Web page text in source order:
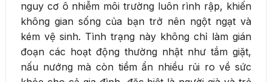
nguy cơ ô nhiễm môi trường luôn rình rập, khiến
không gian sống của bạn trở nên ngột ngạt và
kém vệ sinh. Tình trạng này không chỉ làm gián
đoạn các hoạt động thường nhật như tắm giặt,
nấu nướng mà còn tiềm ẩn nhiều rủi ro về sức